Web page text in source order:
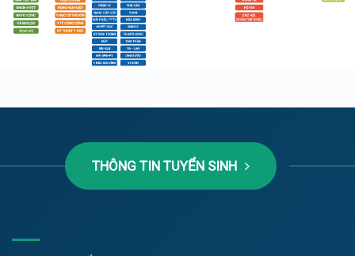
THÔNG TIN TUYỂN SINH